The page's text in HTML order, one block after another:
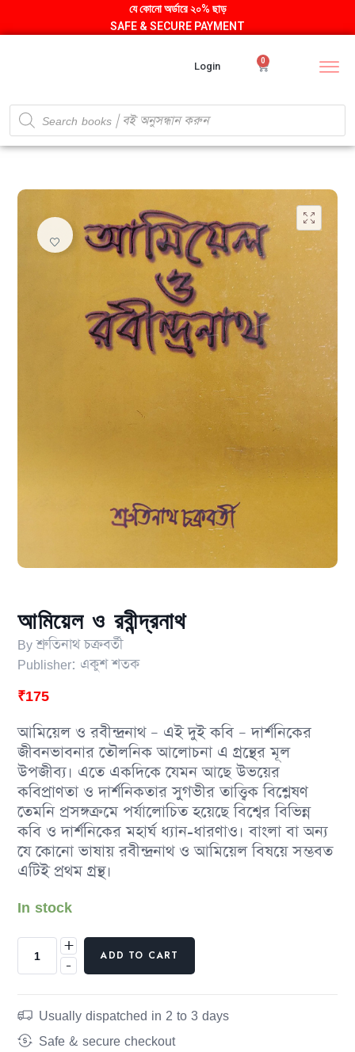
যে কোনো অর্ডারে ২০% ছাড়
SAFE & SECURE PAYMENT
Login 0
🔍
আমিয়েল ও রবীন্দ্রনাথ
Byশ্রুতিনাথ চক্রবর্তী
Publisher: একুশ শতক
₹175
আমিয়েল ও রবীন্দ্রনাথ – এই দুই কবি – দার্শনিকের
জীবনভাবনার তৌলনিক আলােচনা এ গ্রন্থের মূল
উপজীব্য। এতে একদিকে যেমন আছে উভয়ের
কবিপ্রাণতা ও দার্শনিকতার সুগভীর তাত্ত্বিক বিশ্লেষণ
তেমনি প্রসঙ্গক্রমে পর্যালােচিত হয়েছে বিশ্বের বিভিন্ন
কবি ও দার্শনিকের মহার্ঘ ধ্যান-ধারণাও। বাংলা বা অন্য
যে কোনাে ভাষায় রবীন্দ্রনাথ ও আমিয়েল বিষয়ে সম্ভবত
এটিই প্রথম গ্রন্থ।
In stock
-
+
ADD TO CART
Usually dispatched in 2 to 3 days
Safe & secure checkout